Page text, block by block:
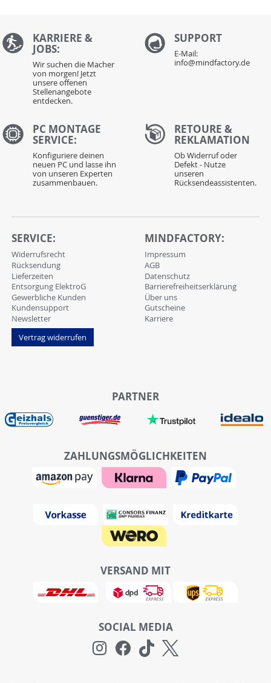
KARRIERE &
JOBS:
Wir suchen die Macher
von morgen! Jetzt
unsere offenen
Stellenangebote
entdecken.
SUPPORT
E-Mail:
info@mindfactory.de
PC MONTAGE
SERVICE:
Konfiguriere deinen
neuen PC und lasse ihn
von unseren Experten
zusammenbauen.
RETOURE &
REKLAMATION
Ob Widerruf oder
Defekt - Nutze
unseren
Rücksendeassistenten.
SERVICE:
Widerrufsrecht
Rücksendung
Lieferzeiten
Entsorgung ElektroG
Gewerbliche Kunden
Kundensupport
Newsletter
Vertrag widerrufen
MINDFACTORY:
Impressum
AGB
Datenschutz
Barrierefreiheitserklärung
Über uns
Gutscheine
Karriere
PARTNER
ZAHLUNGSMÖGLICHKEITEN
VERSAND MIT
SOCIAL MEDIA